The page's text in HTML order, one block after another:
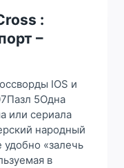
:
–
IOS и
5Одна
или сериала
народный
«залечь
в